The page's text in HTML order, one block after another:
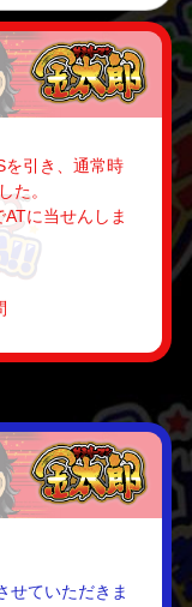
を引き、通常時
た。
に当せんしま
せていただきま